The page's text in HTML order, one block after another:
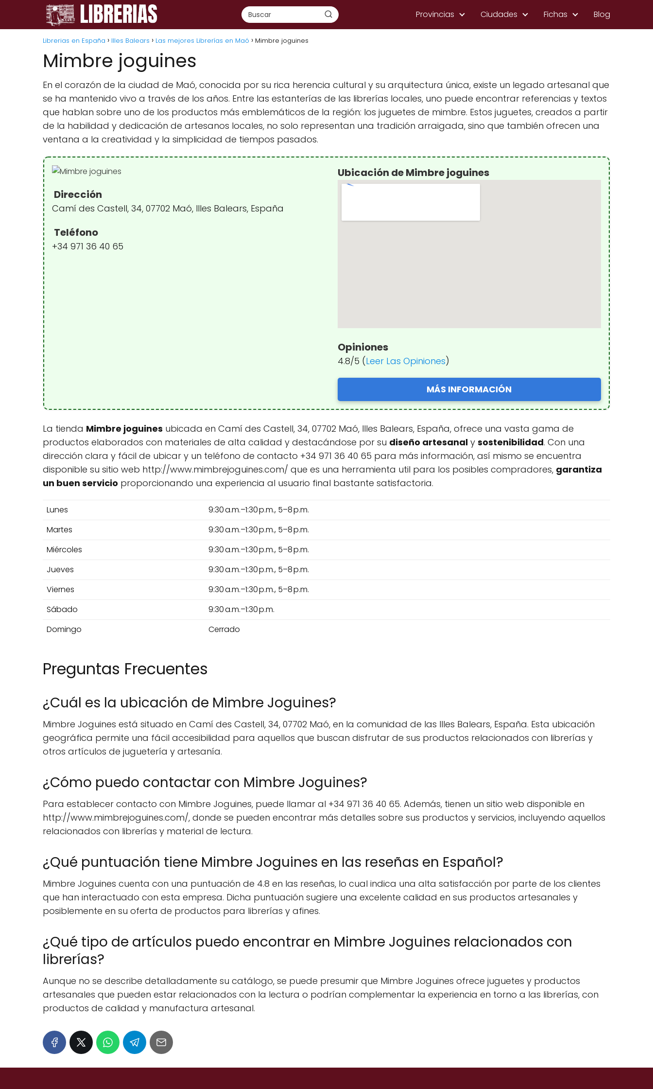
Provincias Ciudades Fichas Blog
Librerias en España Illes Balears Las mejores Librerías en Maó Mimbre joguines
Mimbre joguines
En el corazón de la ciudad de Maó, conocida por su rica herencia cultural y su arquitectura única, existe un legado artesanal que
se ha mantenido vivo a través de los años. Entre las estanterías de las librerías locales, uno puede encontrar referencias y textos
que hablan sobre uno de los productos más emblemáticos de la región: los juguetes de mimbre. Estos juguetes, creados a partir
de la habilidad y dedicación de artesanos locales, no solo representan una tradición arraigada, sino que también ofrecen una
ventana a la creatividad y la simplicidad de tiempos pasados.
Dirección
Camí des Castell, 34, 07702 Maó, Illes Balears, España
Teléfono
+34 971 36 40 65
Ubicación de Mimbre joguines
Opiniones
4.8/5 (Leer Las Opiniones)
MÁS INFORMACIÓN
La tienda Mimbre joguines ubicada en Camí des Castell, 34, 07702 Maó, Illes Balears, España, ofrece una vasta gama de
productos elaborados con materiales de alta calidad y destacándose por su diseño artesanal y sostenibilidad. Con una
dirección clara y fácil de ubicar y un teléfono de contacto +34 971 36 40 65 para más información, así mismo se encuentra
disponible su sitio web http://www.mimbrejoguines.com/ que es una herramienta util para los posibles compradores, garantiza
un buen servicio proporcionando una experiencia al usuario final bastante satisfactoria.
Lunes
9:30 a.m.–1:30 p.m., 5–8 p.m.
Martes
9:30 a.m.–1:30 p.m., 5–8 p.m.
Miércoles
9:30 a.m.–1:30 p.m., 5–8 p.m.
Jueves
9:30 a.m.–1:30 p.m., 5–8 p.m.
Viernes
9:30 a.m.–1:30 p.m., 5–8 p.m.
Sábado
9:30 a.m.–1:30 p.m.
Domingo
Cerrado
Preguntas Frecuentes
¿Cuál es la ubicación de Mimbre Joguines?
Mimbre Joguines está situado en Camí des Castell, 34, 07702 Maó, en la comunidad de las Illes Balears, España. Esta ubicación
geográfica permite una fácil accesibilidad para aquellos que buscan disfrutar de sus productos relacionados con librerías y
otros artículos de juguetería y artesanía.
¿Cómo puedo contactar con Mimbre Joguines?
Para establecer contacto con Mimbre Joguines, puede llamar al +34 971 36 40 65. Además, tienen un sitio web disponible en
http://www.mimbrejoguines.com/, donde se pueden encontrar más detalles sobre sus productos y servicios, incluyendo aquellos
relacionados con librerías y material de lectura.
¿Qué puntuación tiene Mimbre Joguines en las reseñas en Español?
Mimbre Joguines cuenta con una puntuación de 4.8 en las reseñas, lo cual indica una alta satisfacción por parte de los clientes
que han interactuado con esta empresa. Dicha puntuación sugiere una excelente calidad en sus productos artesanales y
posiblemente en su oferta de productos para librerías y afines.
¿Qué tipo de artículos puedo encontrar en Mimbre Joguines relacionados con
librerías?
Aunque no se describe detalladamente su catálogo, se puede presumir que Mimbre Joguines ofrece juguetes y productos
artesanales que pueden estar relacionados con la lectura o podrían complementar la experiencia en torno a las librerías, con
productos de calidad y manufactura artesanal.